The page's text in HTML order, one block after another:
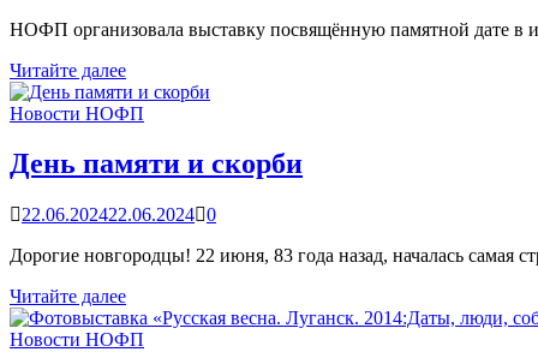
НОФП организовала выставку посвящённую памятной дате
Выставка
к
Дню
и
скорби
Читайте далее
Новости НОФП
День памяти и скорби
22.06.202422.06.2024 0
Дорогие новгородцы! 22 июня, 83 года назад, началась самая
День
памяти
и
Читайте далее
Новости НОФП